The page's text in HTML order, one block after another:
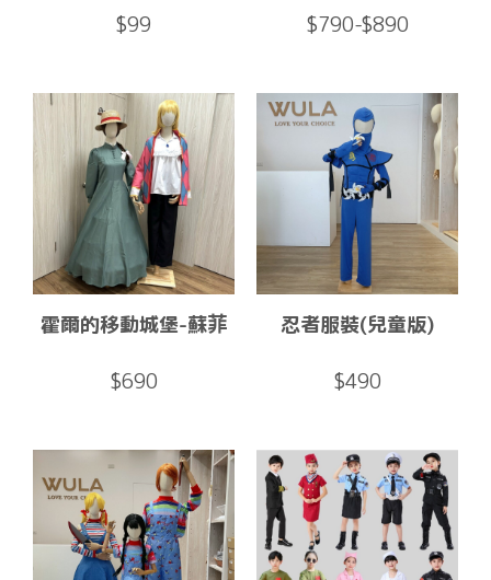
$99 $790-$890
霍爾的移動城堡-蘇菲
$690
忍者服裝(兒童版)
$490